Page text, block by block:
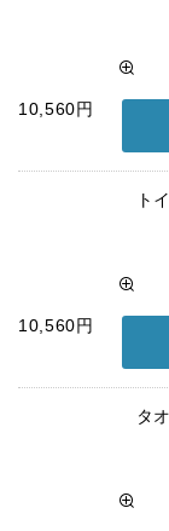
10,560円
ト
10,560円
タ